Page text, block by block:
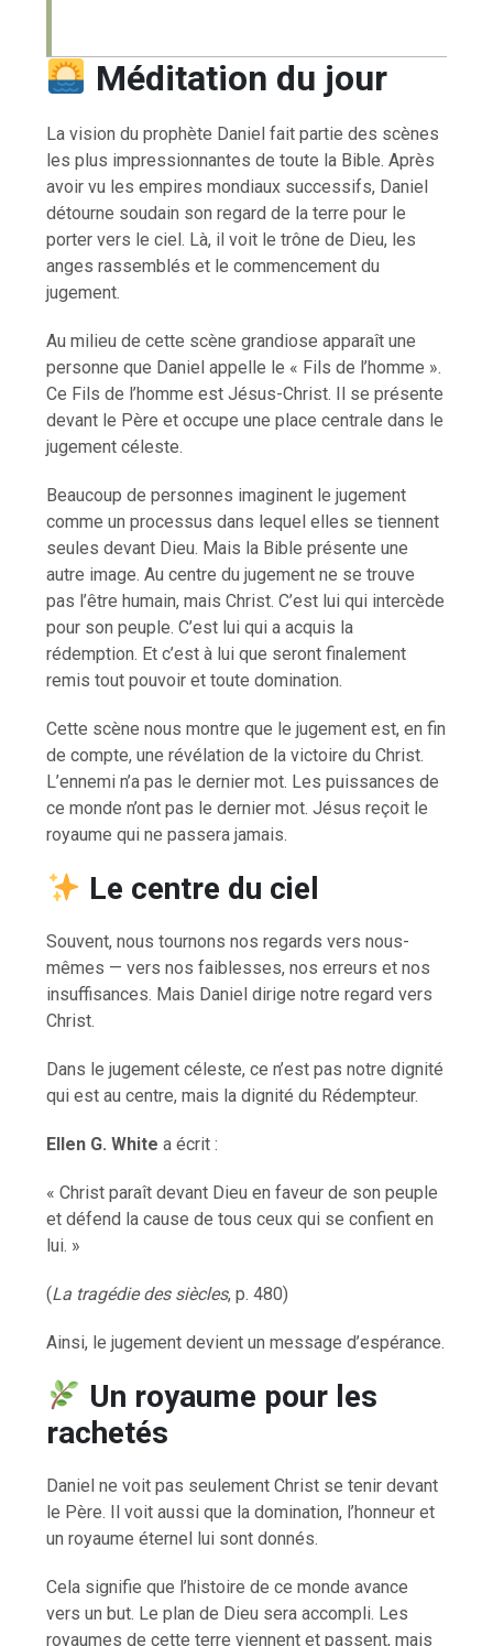
Méditation du jour
La vision du prophète Daniel fait partie des scènes
les plus impressionnantes de toute la Bible. Après
avoir vu les empires mondiaux successifs, Daniel
détourne soudain son regard de la terre pour le
porter vers le ciel. Là, il voit le trône de Dieu, les
anges rassemblés et le commencement du
jugement.
Au milieu de cette scène grandiose apparaît une
personne que Daniel appelle le « Fils de l’homme ».
Ce Fils de l’homme est Jésus-Christ. Il se présente
devant le Père et occupe une place centrale dans le
jugement céleste.
Beaucoup de personnes imaginent le jugement
comme un processus dans lequel elles se tiennent
seules devant Dieu. Mais la Bible présente une
autre image. Au centre du jugement ne se trouve
pas l’être humain, mais Christ. C’est lui qui intercède
pour son peuple. C’est lui qui a acquis la
rédemption. Et c’est à lui que seront finalement
remis tout pouvoir et toute domination.
Cette scène nous montre que le jugement est, en fin
de compte, une révélation de la victoire du Christ.
L’ennemi n’a pas le dernier mot. Les puissances de
ce monde n’ont pas le dernier mot. Jésus reçoit le
royaume qui ne passera jamais.
Le centre du ciel
Souvent, nous tournons nos regards vers nous-
mêmes — vers nos faiblesses, nos erreurs et nos
insuffisances. Mais Daniel dirige notre regard vers
Christ.
Dans le jugement céleste, ce n’est pas notre dignité
qui est au centre, mais la dignité du Rédempteur.
Ellen G. White a écrit :
« Christ paraît devant Dieu en faveur de son peuple
et défend la cause de tous ceux qui se confient en
lui. »
(La tragédie des siècles, p. 480)
Ainsi, le jugement devient un message d’espérance.
Un royaume pour les
rachetés
Daniel ne voit pas seulement Christ se tenir devant
le Père. Il voit aussi que la domination, l’honneur et
un royaume éternel lui sont donnés.
Cela signifie que l’histoire de ce monde avance
vers un but. Le plan de Dieu sera accompli. Les
royaumes de cette terre viennent et passent, mais